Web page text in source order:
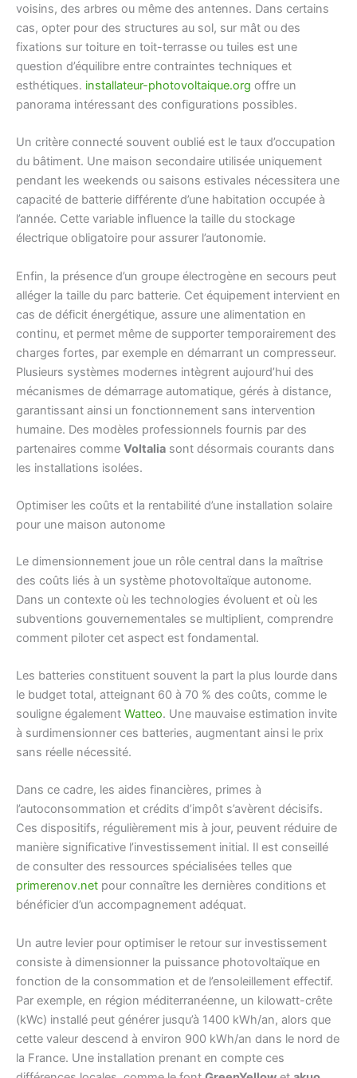
voisins, des arbres ou même des antennes. Dans certains
cas, opter pour des structures au sol, sur mât ou des
fixations sur toiture en toit-terrasse ou tuiles est une
question d’équilibre entre contraintes techniques et
esthétiques. installateur-photovoltaique.org offre un
panorama intéressant des configurations possibles.
Un critère connecté souvent oublié est le taux d’occupation
du bâtiment. Une maison secondaire utilisée uniquement
pendant les weekends ou saisons estivales nécessitera une
capacité de batterie différente d’une habitation occupée à
l’année. Cette variable influence la taille du stockage
électrique obligatoire pour assurer l’autonomie.
Enfin, la présence d’un groupe électrogène en secours peut
alléger la taille du parc batterie. Cet équipement intervient en
cas de déficit énergétique, assure une alimentation en
continu, et permet même de supporter temporairement des
charges fortes, par exemple en démarrant un compresseur.
Plusieurs systèmes modernes intègrent aujourd’hui des
mécanismes de démarrage automatique, gérés à distance,
garantissant ainsi un fonctionnement sans intervention
humaine. Des modèles professionnels fournis par des
partenaires comme Voltalia sont désormais courants dans
les installations isolées.
Optimiser les coûts et la rentabilité d’une installation solaire
pour une maison autonome
Le dimensionnement joue un rôle central dans la maîtrise
des coûts liés à un système photovoltaïque autonome.
Dans un contexte où les technologies évoluent et où les
subventions gouvernementales se multiplient, comprendre
comment piloter cet aspect est fondamental.
Les batteries constituent souvent la part la plus lourde dans
le budget total, atteignant 60 à 70 % des coûts, comme le
souligne également Watteo. Une mauvaise estimation invite
à surdimensionner ces batteries, augmentant ainsi le prix
sans réelle nécessité.
Dans ce cadre, les aides financières, primes à
l’autoconsommation et crédits d’impôt s’avèrent décisifs.
Ces dispositifs, régulièrement mis à jour, peuvent réduire de
manière significative l’investissement initial. Il est conseillé
de consulter des ressources spécialisées telles que
primerenov.net pour connaître les dernières conditions et
bénéficier d’un accompagnement adéquat.
Un autre levier pour optimiser le retour sur investissement
consiste à dimensionner la puissance photovoltaïque en
fonction de la consommation et de l’ensoleillement effectif.
Par exemple, en région méditerranéenne, un kilowatt-crête
(kWc) installé peut générer jusqu’à 1400 kWh/an, alors que
cette valeur descend à environ 900 kWh/an dans le nord de
la France. Une installation prenant en compte ces